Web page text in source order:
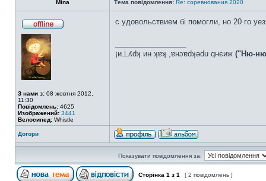
Mina Тема повідомлення: Re: соревнования 2020
З нами з: 08 жовтня 2012,
11:30
Повідомлень: 4625
Изображений: 3441
Велосипед: Whistle
с удовольствием бі помогли, но 20 го
¡и⊥ʎdʞ ин ʞɐʞ ,ɐнɔɐdʞǝdu qнєиж ("Ню-
Догори
Показувати повідомлення за:
Сторінка 1 з 1 [ 2 повідомлень ]